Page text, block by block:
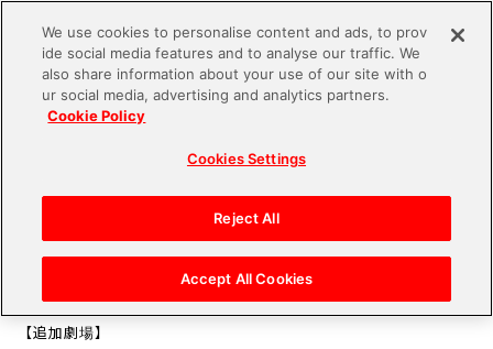
2023.12.28
この度、ご好評につき『劇場版アイドリッシュセブン LIVE 4bit BE
YOND THE PERiOD』の上映劇場追加が決定いたしました！
【追加劇場】
We use cookies to personalise content and ads, to prov
ide social media features and to analyse our traffic. We
also share information about your use of our site with o
ur social media, advertising and analytics partners.
Cookie Policy
Cookies Settings
Reject All
Accept All Cookies